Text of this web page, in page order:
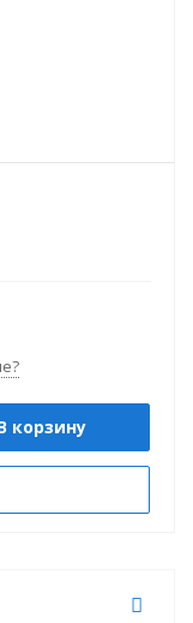
корзину